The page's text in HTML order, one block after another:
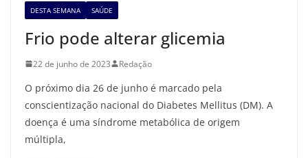
DESTA SEMANA SAÚDE
Frio pode alterar glicemia
22 de junho de 2023 Redação
O próximo dia 26 de junho é marcado pela
conscientização nacional do Diabetes Mellitus (DM). A
doença é uma síndrome metabólica de origem
múltipla,